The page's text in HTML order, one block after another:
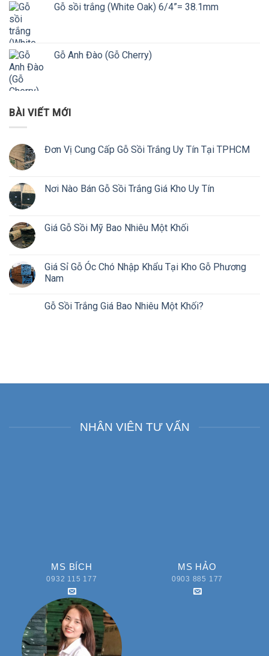
Gỗ sồi trắng (White Oak) 6/4”= 38.1mm
Gỗ Anh Đào (Gỗ Cherry)
BÀI VIẾT MỚI
Đơn Vị Cung Cấp Gỗ Sồi Trắng Uy Tín Tại TPHCM
Nơi Nào Bán Gỗ Sồi Trắng Giá Kho Uy Tín
Giá Gỗ Sồi Mỹ Bao Nhiêu Một Khối
Giá Sỉ Gỗ Óc Chó Nhập Khẩu Tại Kho Gỗ Phương
Nam
Gỗ Sồi Trắng Giá Bao Nhiêu Một Khối?
NHÂN VIÊN TƯ VẤN
MS BÍCH
0932 115 177
MS HẢO
0903 885 177